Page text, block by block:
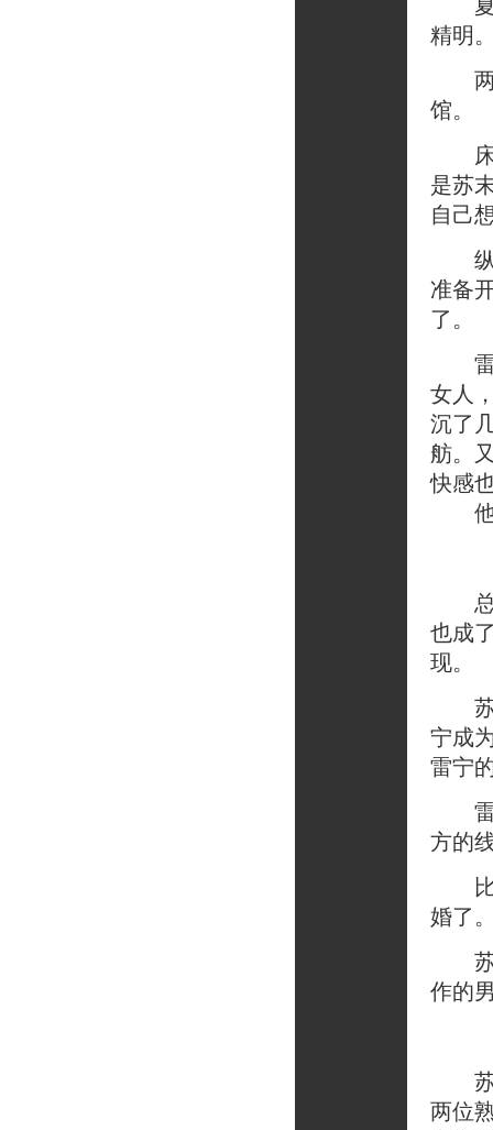
夏
精明
两
馆。
床
是苏
自己
纵
准备
了。
雷
女人
沉了
舫。
快感
他
总
也成
现。
苏
宁成
雷宁
雷
方的
比
婚了
苏
作的
苏
两位